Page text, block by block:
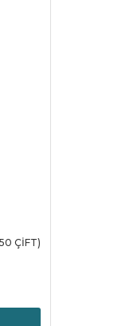
ÇİFT)